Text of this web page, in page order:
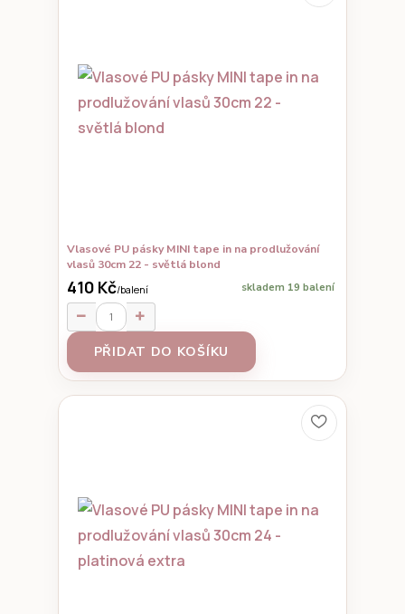
Vlasové PU pásky MINI tape in na prodlužování
vlasů 30cm 22 - světlá blond
410 Kč/balení skladem 19 balení
PŘIDAT DO KOŠÍKU